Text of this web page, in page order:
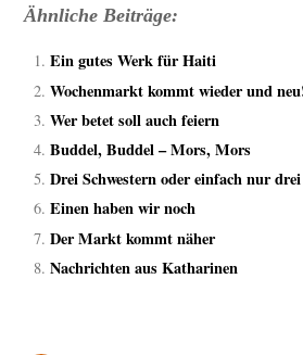
Ähnliche Beiträge:
Ein gutes Werk für Haiti
Wochenmarkt kommt wieder und
Wer betet soll auch feiern
Buddel, Buddel – Mors, Mors
Drei Schwestern oder einfach nur
Einen haben wir noch
Der Markt kommt näher
Nachrichten aus Katharinen